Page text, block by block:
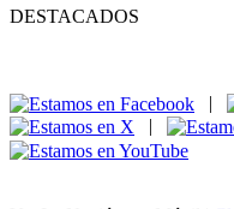
DESTACADOS
|
|